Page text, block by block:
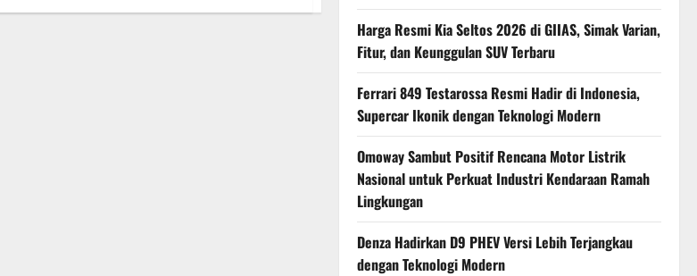
Akui
Harga Resmi Kia Seltos 2026 di GIIAS, Simak Varian,
Fitur, dan Keunggulan SUV Terbaru
Ferrari 849 Testarossa Resmi Hadir di Indonesia,
Supercar Ikonik dengan Teknologi Modern
Omoway Sambut Positif Rencana Motor Listrik
Nasional untuk Perkuat Industri Kendaraan Ramah
Lingkungan
Denza Hadirkan D9 PHEV Versi Lebih Terjangkau
dengan Teknologi Modern